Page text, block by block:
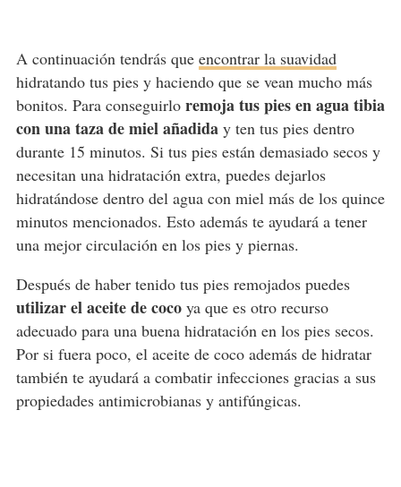
A continuación tendrás que encontrar la suavidad
hidratando tus pies y haciendo que se vean mucho más
bonitos. Para conseguirlo remoja tus pies en agua tibia
con una taza de miel añadiday ten tus pies dentro
durante 15 minutos. Si tus pies están demasiado secos y
necesitan una hidratación extra, puedes dejarlos
hidratándose dentro del agua con miel más de los quince
minutos mencionados. Esto además te ayudará a tener
una mejor circulación en los pies y piernas.
Después de haber tenido tus pies remojados puedes
utilizar el aceite de cocoya que es otro recurso
adecuado para una buena hidratación en los pies secos.
Por si fuera poco, el aceite de coco además de hidratar
también te ayudará a combatir infecciones gracias a sus
propiedades antimicrobianas y antifúngicas.